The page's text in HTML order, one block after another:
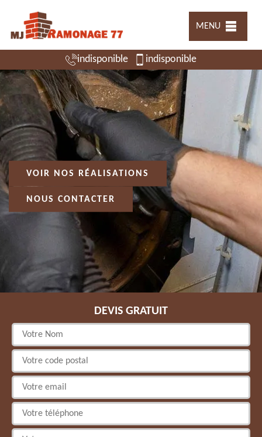
MENU
indisponible indisponible
VOIR NOS RÉALISATIONS
NOUS CONTACTER
DEVIS GRATUIT